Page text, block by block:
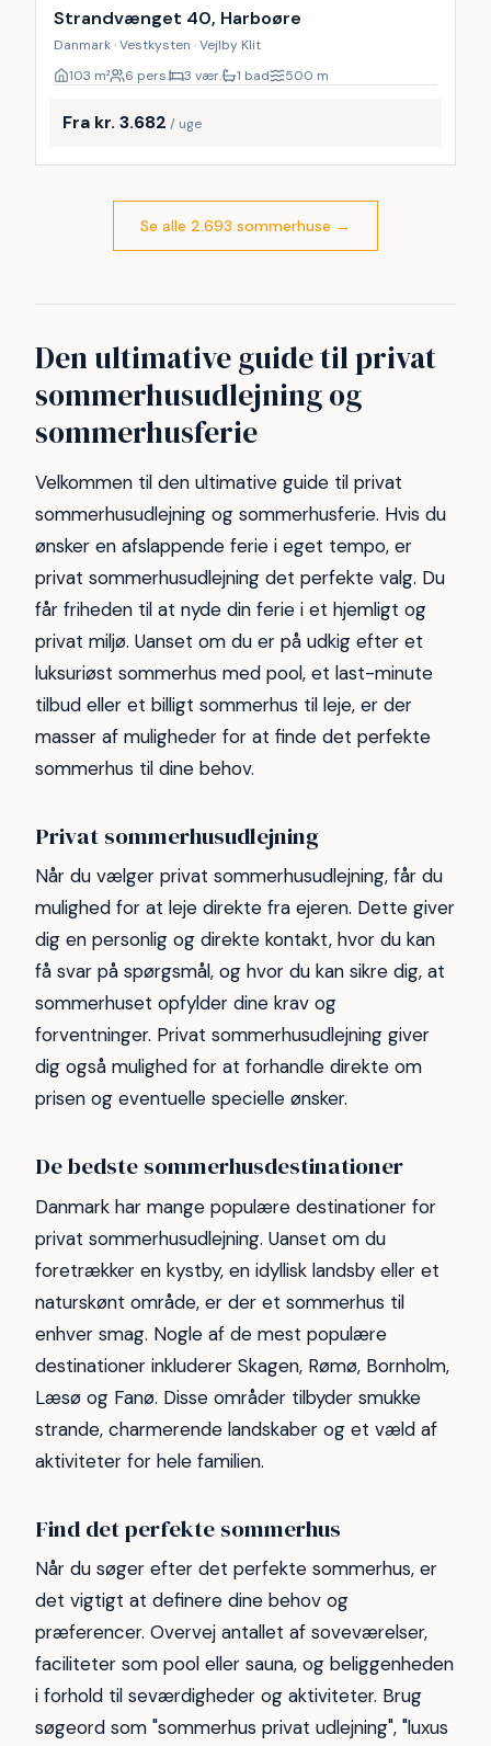
Strandvænget 40, Harboøre
Danmark · Vestkysten · Vejlby Klit
103 m² 6 pers. 3 vær. 1 bad 500 m
Fra kr. 3.682 / uge
Se alle 2.693 sommerhuse →
Den ultimative guide til privat
sommerhusudlejning og
sommerhusferie
Velkommen til den ultimative guide til privat
sommerhusudlejning og sommerhusferie. Hvis du
ønsker en afslappende ferie i eget tempo, er
privat sommerhusudlejning det perfekte valg. Du
får friheden til at nyde din ferie i et hjemligt og
privat miljø. Uanset om du er på udkig efter et
luksuriøst sommerhus med pool, et last-minute
tilbud eller et billigt sommerhus til leje, er der
masser af muligheder for at finde det perfekte
sommerhus til dine behov.
Privat sommerhusudlejning
Når du vælger privat sommerhusudlejning, får du
mulighed for at leje direkte fra ejeren. Dette giver
dig en personlig og direkte kontakt, hvor du kan
få svar på spørgsmål, og hvor du kan sikre dig, at
sommerhuset opfylder dine krav og
forventninger. Privat sommerhusudlejning giver
dig også mulighed for at forhandle direkte om
prisen og eventuelle specielle ønsker.
De bedste sommerhusdestinationer
Danmark har mange populære destinationer for
privat sommerhusudlejning. Uanset om du
foretrækker en kystby, en idyllisk landsby eller et
naturskønt område, er der et sommerhus til
enhver smag. Nogle af de mest populære
destinationer inkluderer Skagen, Rømø, Bornholm,
Læsø og Fanø. Disse områder tilbyder smukke
strande, charmerende landskaber og et væld af
aktiviteter for hele familien.
Find det perfekte sommerhus
Når du søger efter det perfekte sommerhus, er
det vigtigt at definere dine behov og
præferencer. Overvej antallet af soveværelser,
faciliteter som pool eller sauna, og beliggenheden
i forhold til seværdigheder og aktiviteter. Brug
søgeord som "sommerhus privat udlejning", "luxus